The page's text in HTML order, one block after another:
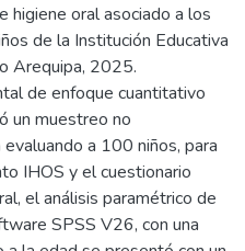
higiene oral asociado a los
de la Institución Educativa
Arequipa, 2025.
de enfoque cuantitativo
un muestreo no
a 100 niños, para
IHOS y el cuestionario
el análisis paramétrico de
SPSS V26, con una